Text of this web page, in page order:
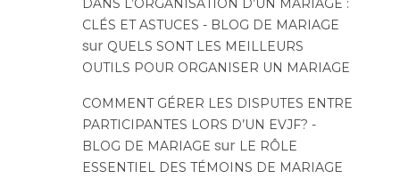
DANS L’ORGANISATION D’UN MARIAGE :
CLÉS ET ASTUCES - BLOG DE MARIAGE
sur QUELS SONT LES MEILLEURS
OUTILS POUR ORGANISER UN MARIAGE
COMMENT GÉRER LES DISPUTES ENTRE
PARTICIPANTES LORS D’UN EVJF? -
BLOG DE MARIAGE sur LE RÔLE
ESSENTIEL DES TÉMOINS DE MARIAGE